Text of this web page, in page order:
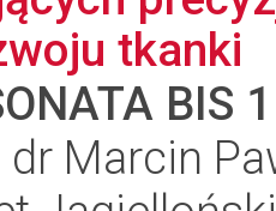
tkanki
BIS
Marcin